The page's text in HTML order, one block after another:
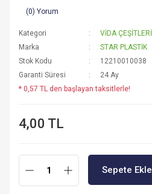
(0) Yorum
Kategori
VİDA ÇEŞİTLERİ
Marka
STAR PLASTİK
Stok Kodu
12210010038
Garanti Süresi
24 Ay
* 0,57 TL den başlayan taksitlerle!
4,00 TL
Sepete Ekle